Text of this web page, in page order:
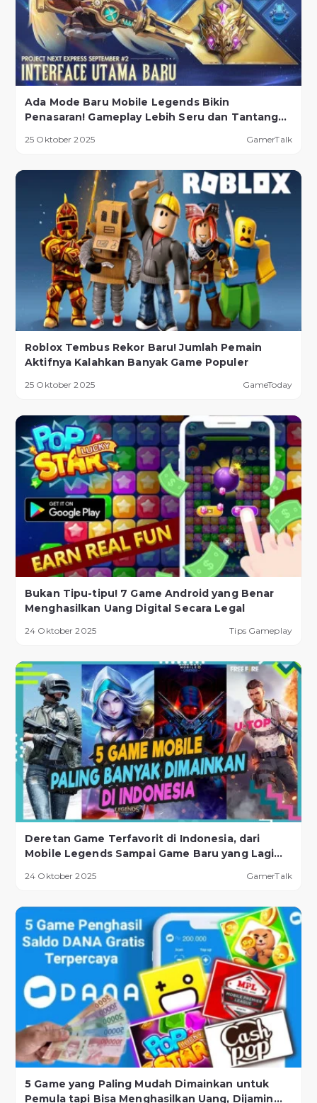
Ada Mode Baru Mobile Legends Bikin
Penasaran! Gameplay Lebih Seru dan Tantangan
25 Oktober 2025 GamerTalk
Roblox Tembus Rekor Baru! Jumlah Pemain
Aktifnya Kalahkan Banyak Game Populer
25 Oktober 2025 GameToday
Bukan Tipu-tipu! 7 Game Android yang Benar
Menghasilkan Uang Digital Secara Legal
24 Oktober 2025 Tips Gameplay
Deretan Game Terfavorit di Indonesia, dari
Mobile Legends Sampai Game Baru yang Lagi
24 Oktober 2025 GamerTalk
5 Game yang Paling Mudah Dimainkan untuk
Pemula tapi Bisa Menghasilkan Uang, Dijamin